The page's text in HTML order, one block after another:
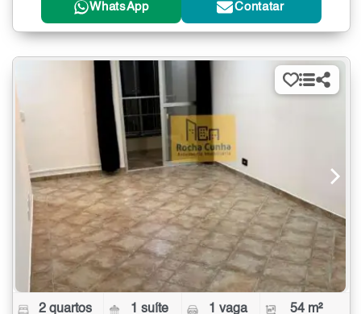
WhatsApp Contatar
2 quartos 1 suíte 1 vaga 54 m²